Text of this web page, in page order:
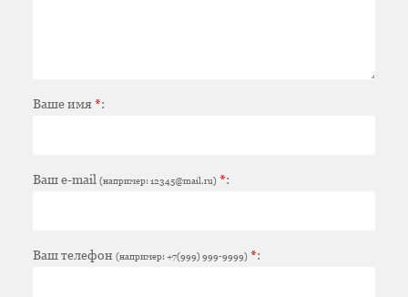
Ваше имя*:
Ваш e-mail (например: 12345@mail.ru) *:
Ваш телефон (например: +7(999) 999-9999) *: